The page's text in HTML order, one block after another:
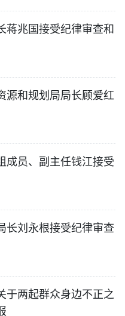
蒋兆国接受纪律审查和
源和规划局局长顾爱红
成员、副主任钱江接受
长刘永根接受纪律审查
于两起群众身边不正之